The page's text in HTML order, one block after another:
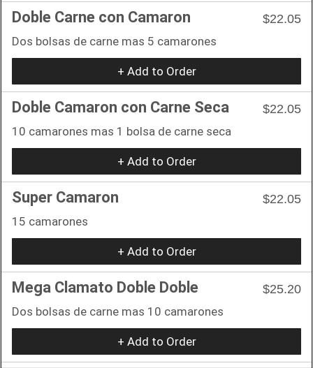
Doble Carne con Camaron
$22.05
Dos bolsas de carne mas 5 camarones
+ Add to Order
Doble Camaron con Carne Seca
$22.05
10 camarones mas 1 bolsa de carne seca
+ Add to Order
Super Camaron
$22.05
15 camarones
+ Add to Order
Mega Clamato Doble Doble
$25.20
Dos bolsas de carne mas 10 camarones
+ Add to Order